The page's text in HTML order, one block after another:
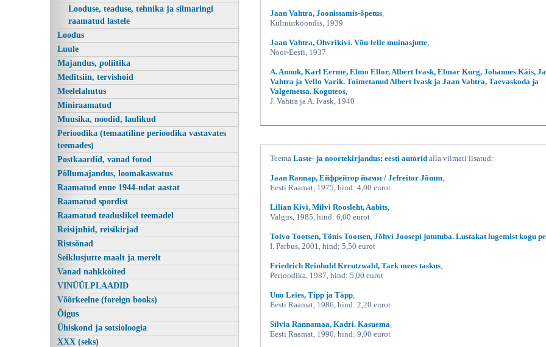
Õngitsemas, Jaan Vahtra, RK
Looduse, teaduse, tehnika ja silmaringi
raamatud lastele
Loodus
Luule
Majandus, poliitika
Meditsiin, tervishoid
Meelelahutus
Miniraamatud
Muusika, noodid, laulikud
Perioodika (temaatiline perioodika vastavates
teemades)
Postkaardid, vanad fotod
Põllumajandus, loomakasvatus
Raamatud enne 1944-ndat aastat
Raamatud spordist
Raamatud teaduslikel teemadel
Reisijuhid, reisikirjad
Ristsõnad
Seiklusjutte maalt ja merelt
Vanad nahkköited
VINÜÜLPLAADID
Võõrkeelne (foreign books)
Õigus
Ühiskond ja sotsioloogia
XXX (seks)
Jaan Vahtra, Joonistamis-õpetus
Kultuurkoondis, 1939
Jaan Vahtra, Ohvrikivi. Võu-lelle muinasjutte
Noor-Eesti, 1937
A. Annuk, Karl Eerme, Elmo Ellor, Albert Ivask, Elmar Kurg, Johannes Käis,
Vahtra ja Vello Varik. Toimetanud Albert Ivask ja Jaan Vahtra, Taevaskoda ja
Valgemetsa. Koguteos
J. Vahtra ja A. Ivask, 1940
Teema Laste- ja noortekirjandus: eesti autorid alla viimati lisatud:
Jaan Rannap, Ейфрейтор йымм / Jefreitor Jõmm
Eesti Raamat, 1975, hind: 4,00 eurot
Lilian Kivi, Milvi Roosleht, Aabits
Valgus, 1985, hind: 6,00 eurot
Toivo Tootsen, Tõnis Tootsen, Jõhvi Joosepi jututuba. Lustakat lugemist kogu
I. Parbus, 2001, hind: 5,50 eurot
Friedrich Reinhold Kreutzwald, Tark mees taskus
Perioodika, 1987, hind: 5,00 eurot
Uno Leies, Tipp ja Täpp
Eesti Raamat, 1986, hind: 2,20 eurot
Silvia Rannamaa, Kadri. Kasuema
Eesti Raamat, 1990, hind: 9,00 eurot